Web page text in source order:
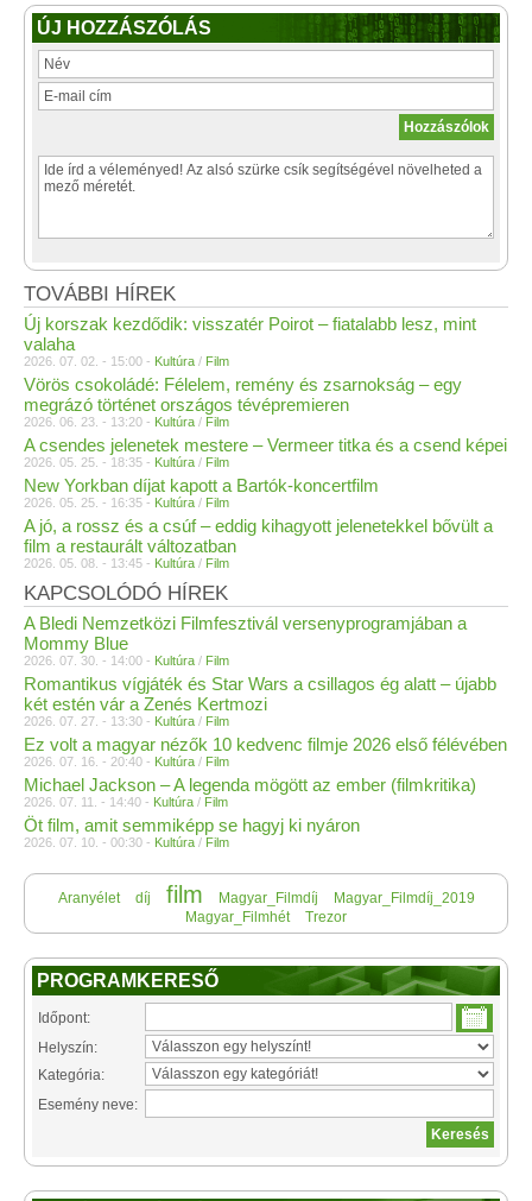
ÚJ HOZZÁSZÓLÁS
TOVÁBBI HÍREK
Új korszak kezdődik: visszatér Poirot – fiatalabb lesz, mint
valaha
2026. 07. 02. - 15:00 - Kultúra / Film
Vörös csokoládé: Félelem, remény és zsarnokság – egy
megrázó történet országos tévépremieren
2026. 06. 23. - 13:20 - Kultúra / Film
A csendes jelenetek mestere – Vermeer titka és a csend képei
2026. 05. 25. - 18:35 - Kultúra / Film
New Yorkban díjat kapott a Bartók-koncertfilm
2026. 05. 25. - 16:35 - Kultúra / Film
A jó, a rossz és a csúf – eddig kihagyott jelenetekkel bővült a
film a restaurált változatban
2026. 05. 08. - 13:45 - Kultúra / Film
KAPCSOLÓDÓ HÍREK
A Bledi Nemzetközi Filmfesztivál versenyprogramjában a
Mommy Blue
2026. 07. 30. - 14:00 - Kultúra / Film
Romantikus vígjáték és Star Wars a csillagos ég alatt – újabb
két estén vár a Zenés Kertmozi
2026. 07. 27. - 13:30 - Kultúra / Film
Ez volt a magyar nézők 10 kedvenc filmje 2026 első félévében
2026. 07. 16. - 20:40 - Kultúra / Film
Michael Jackson – A legenda mögött az ember (filmkritika)
2026. 07. 11. - 14:40 - Kultúra / Film
Öt film, amit semmiképp se hagyj ki nyáron
2026. 07. 10. - 00:30 - Kultúra / Film
Aranyélet díj film Magyar_Filmdíj
Magyar_Filmdíj_2019
Magyar_Filmhét
Trezor
PROGRAMKERESŐ
Időpont:
Helyszín:
Kategória:
Esemény neve: